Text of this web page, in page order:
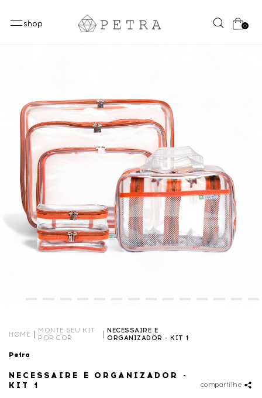
shop 0
HOME
MONTE SEU KIT
POR COR
NECESSAIRE E
ORGANIZADOR - KIT 1
Petra
NECESSAIRE E ORGANIZADOR -
KIT 1
compartilhe